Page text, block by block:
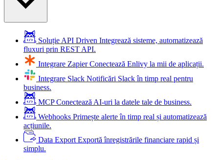
Soluție API Driven Integrează sisteme, automatizează
fluxuri prin REST API.
Integrare Zapier Conectează Enlivy la mii de aplicații.
Integrare Slack Notificări Slack în timp real pentru
business.
MCP Conectează AI-uri la datele tale de business.
Webhooks Primește alerte în timp real și automatizează
acțiunile.
Data Export Exportă înregistrările financiare rapid și
simplu.